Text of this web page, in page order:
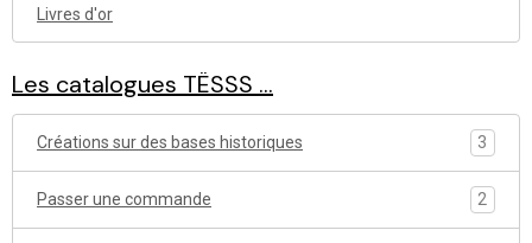
Livres d'or
Les catalogues TËSSS ...
Créations sur des bases historiques 3
Passer une commande 2